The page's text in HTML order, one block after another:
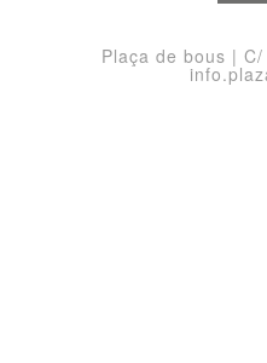
Plaça de bous |